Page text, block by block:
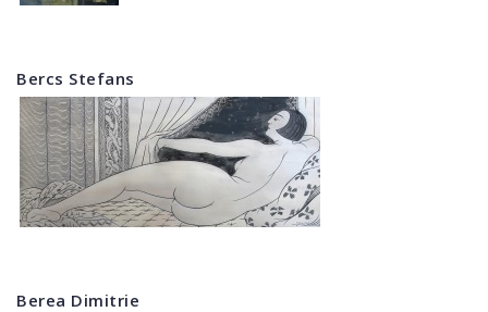
Bercs Stefans
Berea Dimitrie